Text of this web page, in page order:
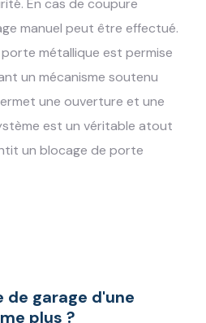
En cas de coupure
manuel peut être effectué.
métallique est permise
un mécanisme soutenu
une ouverture et une
est un véritable atout
un blocage de porte
de garage d'une
plus ?